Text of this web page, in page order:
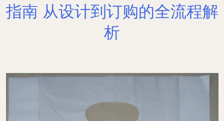
指南 从设计到订购的全流程解
析